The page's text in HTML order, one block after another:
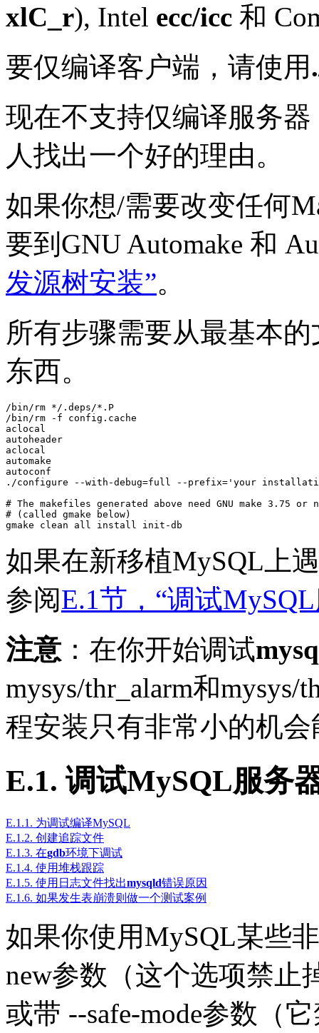
xlC_r), Intel ecc/icc 和
要仅编译客户端，请使用
现在不支持仅编译服务
人找出一个好的理由。
如果你想/需要改变任何
要到GNU Automake 和
发源树安装”。
所有步骤需要从最基本
东西。
/bin/rm */.deps/*.P
/bin/rm -f config.cache
aclocal
autoheader
aclocal
automake
autoconf
./configure --with-debug=full --prefix='your
# The makefiles generated above need GNU make 3.75 or
# (called gmake below)
如果在新移植MySQL上
参阅E.1节，“调试
注意 ：在你开始调试
mysys/thr_alarm和mysys/
程安装只有非常小的机
E.1. 调试MySQL服务
E.1.1. 为调试编译MySQL
E.1.2. 创建追踪文件
E.1.3. 在gdb环境下调试
E.1.4. 使用堆栈跟踪
E.1.5. 使用日志文件找出mysqld错误原因
E.1.6. 如果发生表崩溃则做一个测试案例
如果你使用MySQL某些
new参数（这个选项禁止
或带 --safe-mode参数（